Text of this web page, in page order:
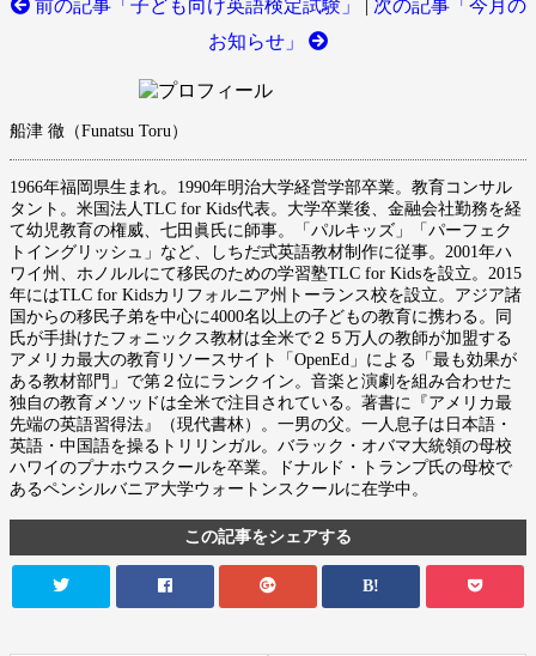
前の記事「子ども向け英語検定試験」 | 次の記事「今月の
お知らせ」
船津 徹（Funatsu Toru）
1966年福岡県生まれ。1990年明治大学経営学部卒業。教育コンサル
タント。米国法人TLC for Kids代表。大学卒業後、金融会社勤務を経
て幼児教育の権威、七田眞氏に師事。「パルキッズ」「パーフェク
トイングリッシュ」など、しちだ式英語教材制作に従事。2001年ハ
ワイ州、ホノルルにて移民のための学習塾TLC for Kidsを設立。2015
年にはTLC for Kidsカリフォルニア州トーランス校を設立。アジア諸
国からの移民子弟を中心に4000名以上の子どもの教育に携わる。同
氏が手掛けたフォニックス教材は全米で２５万人の教師が加盟する
アメリカ最大の教育リソースサイト「OpenEd」による「最も効果が
ある教材部門」で第２位にランクイン。音楽と演劇を組み合わせた
独自の教育メソッドは全米で注目されている。著書に『アメリカ最
先端の英語習得法』（現代書林）。一男の父。一人息子は日本語・
英語・中国語を操るトリリンガル。バラック・オバマ大統領の母校
ハワイのプナホウスクールを卒業。ドナルド・トランプ氏の母校で
あるペンシルバニア大学ウォートンスクールに在学中。
この記事をシェアする
B!